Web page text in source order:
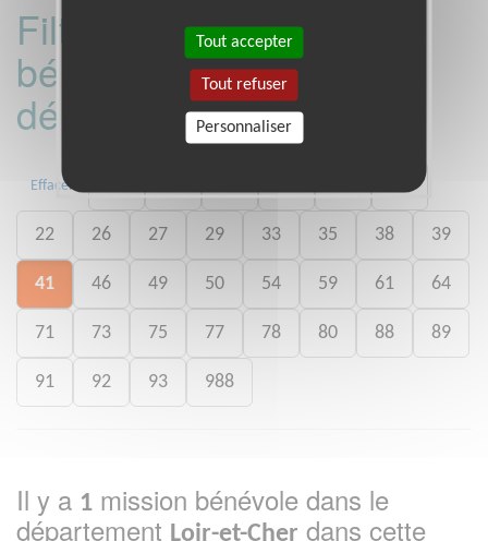
Filtrer les missions
bénévoles par
département :
Effacer
22 26 27 29 33 35 38 39
41 46 49 50 54 59 61 64
71 73 75 77 78 80 88 89
91 92 93 988
Il y a 1 mission bénévole dans le
département Loir-et-Cher dans cette
Tout accepter
Tout refuser
Personnaliser